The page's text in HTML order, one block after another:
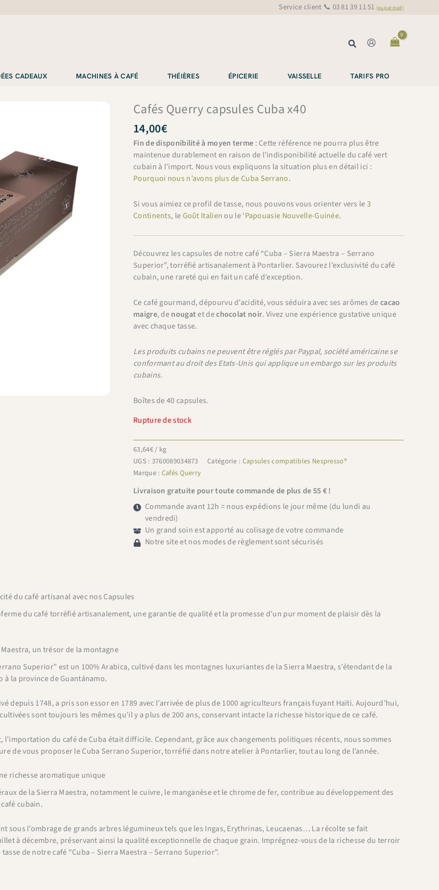
Service client 📞 03 81 39 11 51 (ou par mail)
Rechercher
CADEAUX MACHINES À CAFÉ THÉIÈRES ÉPICERIE VAISSELLE TARIFS PRO
Cafés Querry capsules Cuba x40
14,00€
Fin de disponibilité à moyen terme : Cette référence ne pourra plus être
maintenue durablement en raison de l’indisponibilité actuelle du café vert
cubain à l’import. Nous vous expliquons la situation plus en détail ici :
Pourquoi nous n’avons plus de Cuba Serrano.
Si vous aimiez ce profil de tasse, nous pouvons vous orienter vers le3
Continents, leGoût Italienou le ‘Papouasie Nouvelle-Guinée.
Découvrez les capsules de notre café “Cuba – Sierra Maestra – Serrano
Superior”, torréfié artisanalement à Pontarlier. Savourez l’exclusivité du café
cubain, une rareté qui en fait un café d’exception.
Ce café gourmand, dépourvu d’acidité, vous séduira avec ses arômes decacao
maigre, denougatet dechocolat noir. Vivez une expérience gustative unique
avec chaque tasse.
Les produits cubains ne peuvent être réglés par Paypal, société américaine se
conformant au droit des Etats-Unis qui applique un embargo sur les produits
cubains.
Boîtes de 40 capsules.
Rupture de stock
63,64€/ kg
UGS : 3760089034873 Catégorie : Capsules compatibles Nespresso®
Marque : Cafés Querry
Livraison gratuite pour toute commande de plus de 55 € !
Commande avant 12h = nous expédions le jour même (du lundi au
vendredi)
Un grand soin est apporté au colisage de votre commande
Notre site et nos modes de règlement sont sécurisés
du café artisanal avec nos Capsules
du café torréfié artisanalement, une garantie de qualité et la promesse d’un pur moment de plaisir dès la
un trésor de la montagne
Superior” est un 100% Arabica, cultivé dans les montagnes luxuriantes de la Sierra Maestra, s’étendant de la
à la province de Guantánamo.
depuis 1748, a pris son essor en 1789 avec l’arrivée de plus de 1000 agriculteurs français fuyant Haïti. Aujourd’hui,
sont toujours les mêmes qu’il y a plus de 200 ans, conservant intacte la richesse historique de ce café.
l’importation du café de Cuba était difficile. Cependant, grâce aux changements politiques récents, nous sommes
de vous proposer le Cuba Serrano Superior, torréfié dans notre atelier à Pontarlier, tout au long de l’année.
richesse aromatique unique
de la Sierra Maestra, notamment le cuivre, le manganèse et le chrome de fer, contribue au développement des
cubain.
sous l’ombrage de grands arbres légumineux tels que les Ingas, Erythrinas, Leucaenas… La récolte se fait
à décembre, préservant ainsi la qualité exceptionnelle de chaque grain. Imprégnez-vous de la richesse du terroir
de notre café “Cuba – Sierra Maestra – Serrano Superior”.